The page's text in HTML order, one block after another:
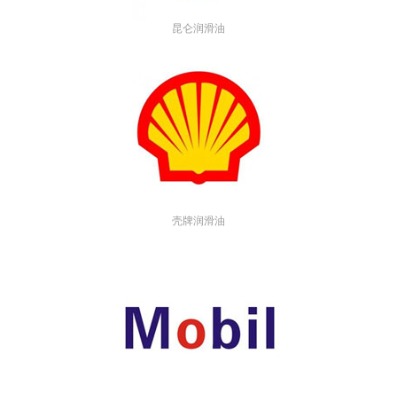
昆仑润滑油
壳牌润滑油